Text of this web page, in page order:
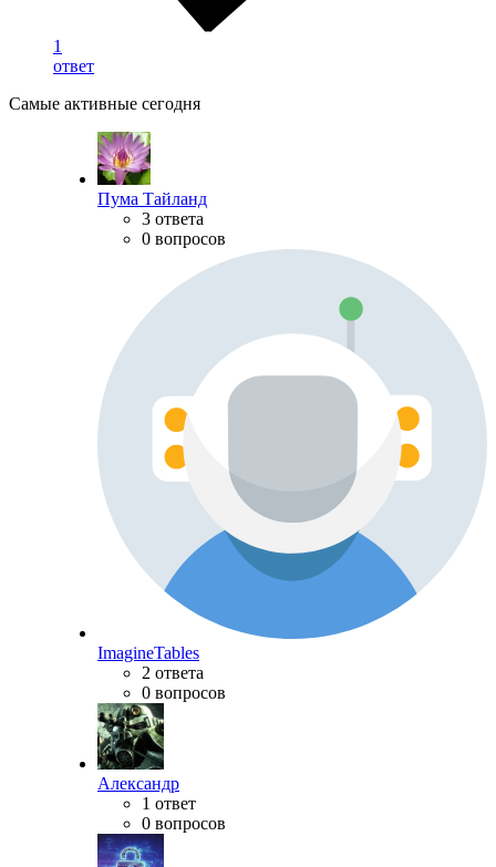
1
ответ
Самые активные сегодня
Пума Тайланд
3 ответа
0 вопросов
ImagineTables
2 ответа
0 вопросов
Александр
1 ответ
0 вопросов